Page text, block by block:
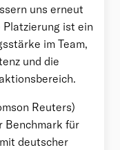
uns erneut
ist ein
im Team,
und die
Reuters)
Benchmark für
deutscher